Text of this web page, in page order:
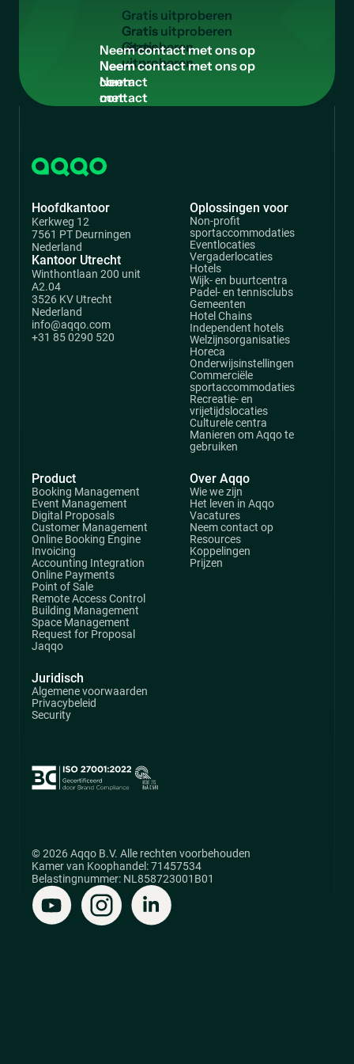
Gratisuitproberen
Gratis
uitproberen
Neemcontactmetonsop
Neem
contact
met
Hoofdkantoor
Kerkweg 12
7561 PT Deurningen
Nederland
Kantoor Utrecht
Winthontlaan 200 unit
A2.04
3526 KV Utrecht
Nederland
info@aqqo.com
+31 85 0290 520
Product
Booking Management
Event Management
Digital Proposals
Customer Management
Online Booking Engine
Invoicing
Accounting Integration
Online Payments
Point of Sale
Remote Access Control
Building Management
Space Management
Request for Proposal
Jaqqo
Oplossingen voor
Non-profit
sportaccommodaties
Eventlocaties
Vergaderlocaties
Hotels
Wijk- en buurtcentra
Padel- en tennisclubs
Gemeenten
Hotel Chains
Independent hotels
Welzijnsorganisaties
Horeca
Onderwijsinstellingen
Commerciële
sportaccommodaties
Recreatie- en
vrijetijdslocaties
Culturele centra
Manieren om Aqqo te
gebruiken
Over Aqqo
Wie we zijn
Het leven in Aqqo
Vacatures
Neem contact op
Resources
Koppelingen
Prijzen
Juridisch
Algemene voorwaarden
Privacybeleid
Security
© 2026 Aqqo B.V. Alle rechten voorbehouden
Kamer van Koophandel: 71457534
Belastingnummer: NL858723001B01